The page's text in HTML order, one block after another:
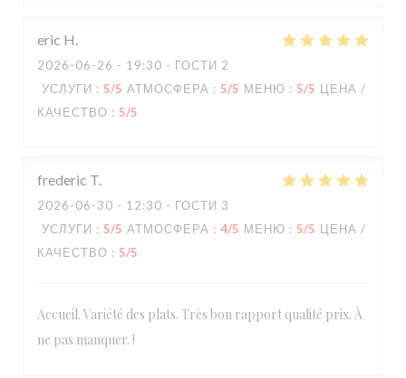
eric H
2026-06-26 - 19:30 - ГОСТИ 2
УСЛУГИ : 5/5 АТМОСФЕРА : 5/5 МЕНЮ : 5/5 ЦЕНА /
КАЧЕСТВО : 5/5
frederic T
2026-06-30 - 12:30 - ГОСТИ 3
УСЛУГИ : 5/5 АТМОСФЕРА : 4/5 МЕНЮ : 5/5 ЦЕНА /
КАЧЕСТВО : 5/5
Accueil. Variété des plats. Très bon rapport qualité prix. À
ne pas manquer. !